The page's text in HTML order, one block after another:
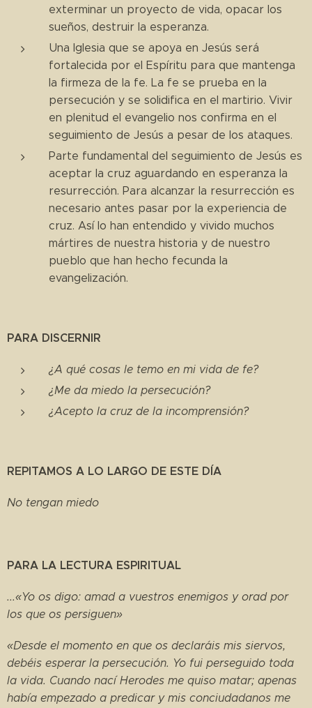
exterminar un proyecto de vida, opacar los
sueños, destruir la esperanza.
Una Iglesia que se apoya en Jesús será
fortalecida por el Espíritu para que mantenga
la firmeza de la fe. La fe se prueba en la
persecución y se solidifica en el martirio. Vivir
en plenitud el evangelio nos confirma en el
seguimiento de Jesús a pesar de los ataques.
Parte fundamental del seguimiento de Jesús es
aceptar la cruz aguardando en esperanza la
resurrección. Para alcanzar la resurrección es
necesario antes pasar por la experiencia de
cruz. Así lo han entendido y vivido muchos
mártires de nuestra historia y de nuestro
pueblo que han hecho fecunda la
evangelización.
PARA DISCERNIR
¿A qué cosas le temo en mi vida de fe?
¿Me da miedo la persecución?
¿Acepto la cruz de la incomprensión?
REPITAMOS A LO LARGO DE ESTE DÍA
No tengan miedo
PARA LA LECTURA ESPIRITUAL
...«Yo os digo: amad a vuestros enemigos y orad por
los que os persiguen»
«Desde el momento en que os declaráis mis siervos,
debéis esperar la persecución. Yo fui perseguido toda
la vida. Cuando nací Herodes me quiso matar; apenas
había empezado a predicar y mis conciudadanos me